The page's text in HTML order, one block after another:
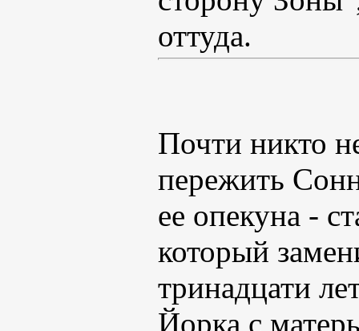
оттуда.
Почти никто
пережить
ее опекуна -
который
тринадцати
Йорка с